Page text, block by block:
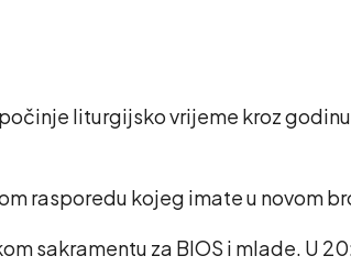
liturgijsko vrijeme kroz
rasporedu kojeg imate u novom
sakramentu za BIOS i mlade. U